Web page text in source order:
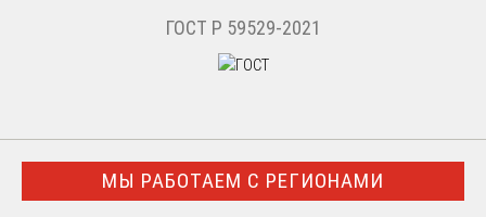
ГОСТ Р 59529-2021
МЫ РАБОТАЕМ С РЕГИОНАМИ